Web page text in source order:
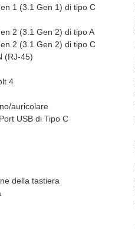
1 (3.1 Gen 1) di tipo C
2 (3.1 Gen 2) di tipo A
2 (3.1 Gen 2) di tipo C
(RJ-45)
4
auricolare
USB di Tipo C
della tastiera